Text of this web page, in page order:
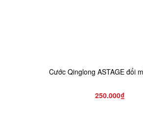
Cước Qinglong ASTAGE đổi
250.000₫